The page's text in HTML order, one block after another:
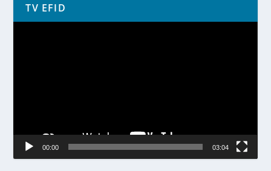
TV EFID
00:00 03:04